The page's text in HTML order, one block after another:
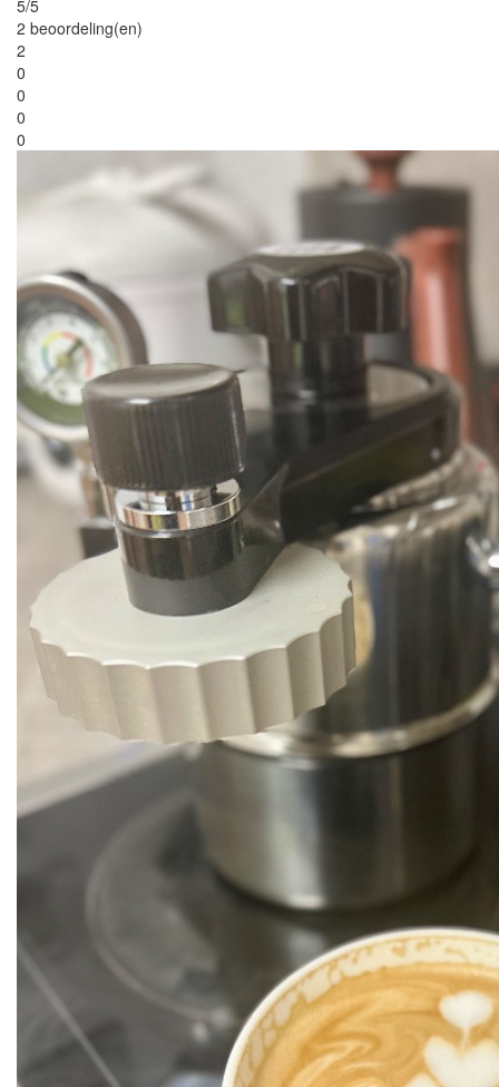
5/5
2 beoordeling(en)
2
0
0
0
0